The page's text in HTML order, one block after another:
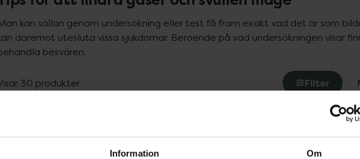
Information Om
kan sällan genom undersökning eller test få fram exakt vad det är som
däremot utesluta vissa sjukdomar. Beroende på vad undersökningen visar
besvären.
30 produkter Filter